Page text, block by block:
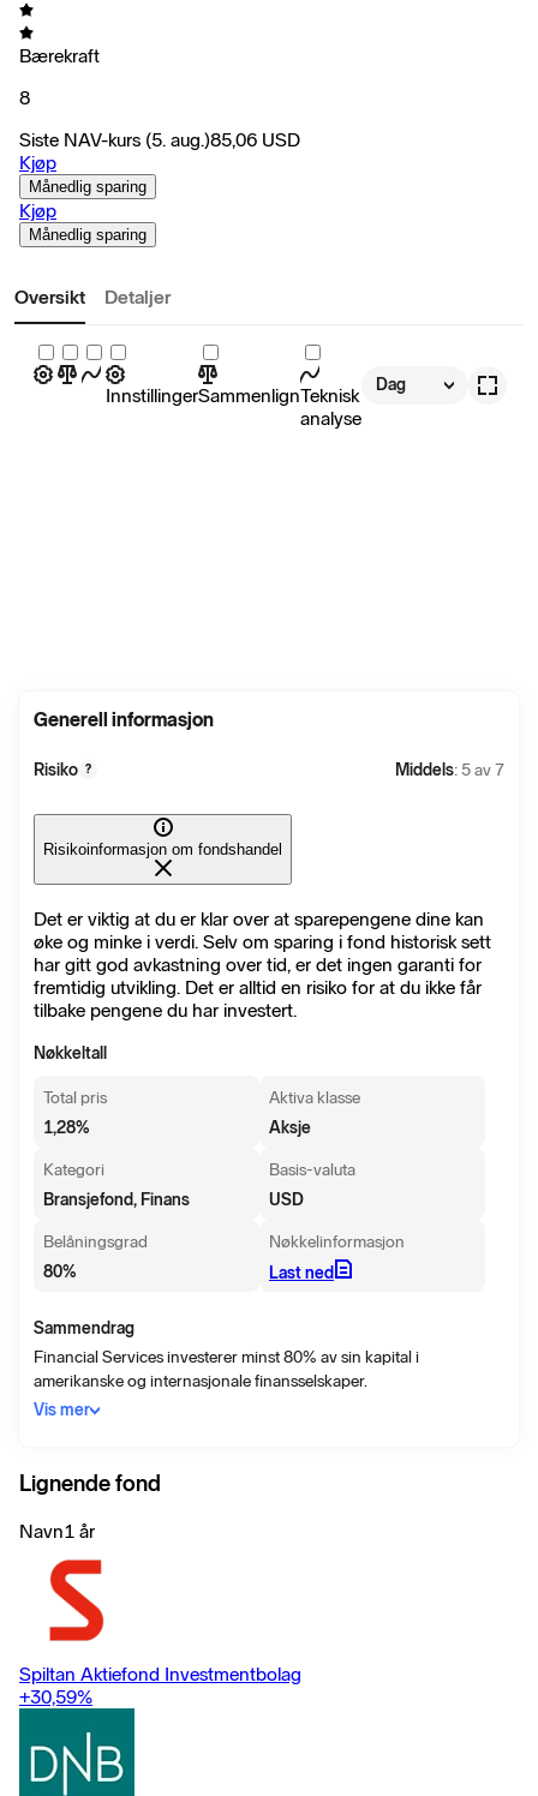
Bærekraft
8
Siste NAV-kurs (5. aug.)85,06 USD
Kjøp
Månedlig sparing
Kjøp
Månedlig sparing
Oversikt Detaljer
InnstillingerSammenlignTeknisk
analyse
Dag
Generell informasjon
Risiko ? Middels: 5 av 7
Risikoinformasjon om fondshandel
Det er viktig at du er klar over at sparepengene dine kan
øke og minke i verdi. Selv om sparing i fond historisk sett
har gitt god avkastning over tid, er det ingen garanti for
fremtidig utvikling. Det er alltid en risiko for at du ikke får
tilbake pengene du har investert.
Nøkkeltall
Total pris
1,28%
Aktiva klasse
Aksje
Kategori
Bransjefond, Finans
Basis-valuta
USD
Belåningsgrad
80%
Nøkkelinformasjon
Last ned
Sammendrag
Financial Services investerer minst 80% av sin kapital i
amerikanske og internasjonale finansselskaper.
Vis mer
Lignende fond
Navn1 år
Spiltan Aktiefond Investmentbolag
+30,59%